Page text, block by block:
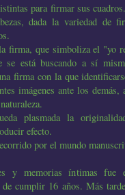
para firmar sus
dada la variedad de
firma, que simboliza el "yo
está buscando a sí
firma con la que
imágenes ante los demás,
plasmada la
efecto.
por el mundo
y memorias íntimas
de cumplir 16 años. Más